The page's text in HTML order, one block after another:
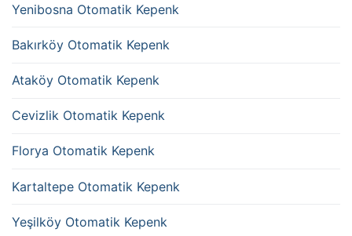
Yenibosna Otomatik Kepenk
Bakırköy Otomatik Kepenk
Ataköy Otomatik Kepenk
Cevizlik Otomatik Kepenk
Florya Otomatik Kepenk
Kartaltepe Otomatik Kepenk
Yeşilköy Otomatik Kepenk